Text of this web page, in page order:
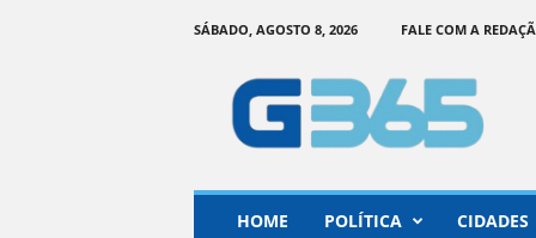
SÁBADO, AGOSTO 8, 2026 FALE COM A
HOME POLÍTICA CIDADES